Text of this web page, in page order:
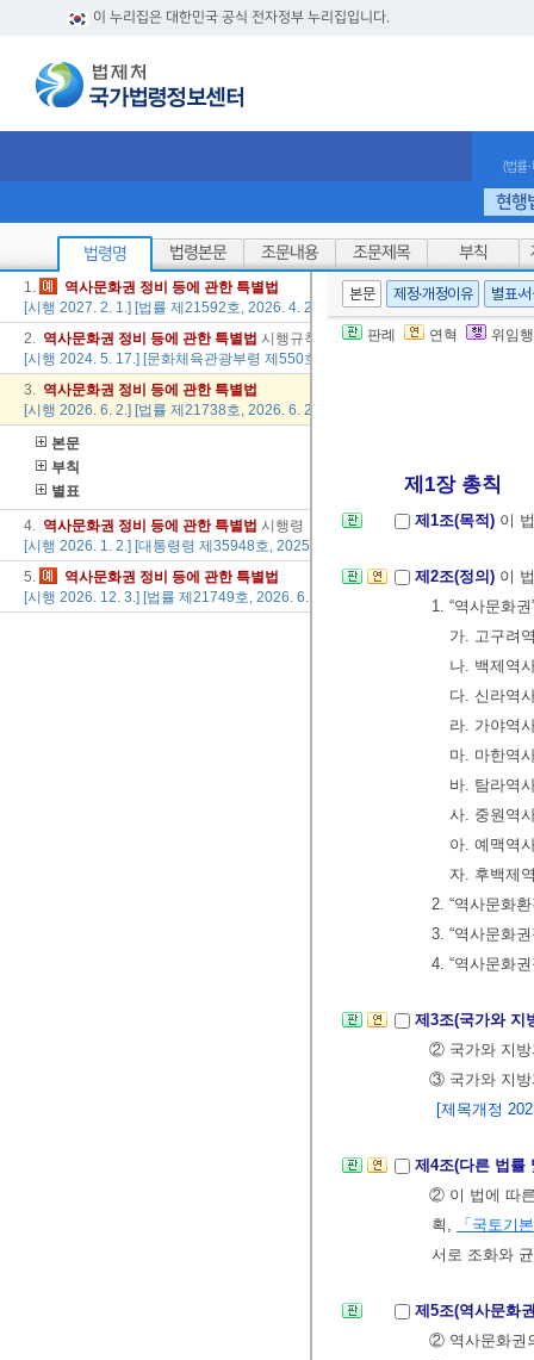
이 누리집은 대한민국 공식 전자정부 누리집입니다.
(법률
현행
법령명 법령본문 조문내용 조문제목 부칙
1. 역사문화권 정비 등에 관한 특별법
[시행 2027. 2. 1.] [법률 제21592호, 2026. 4. 28., 일부개정]
2. 역사문화권 정비 등에 관한 특별법 시행규칙
[시행 2024. 5. 17.] [문화체육관광부령 제550호, 2024. 5. 17., 타법개정]
3. 역사문화권 정비 등에 관한 특별법
[시행 2026. 6. 2.] [법률 제21738호, 2026. 6. 2., 타법개정]
본문
부칙
별표
4. 역사문화권 정비 등에 관한 특별법 시행령
[시행 2026. 1. 2.] [대통령령 제35948호, 2025. 12. 30., 타법개정]
5.
역사문화권 정비 등에 관한 특별법
[시행 2026. 12. 3.] [법률 제21749호, 2026. 6. 2., 일부개정]
본문 제정·개정이유 별표·
판례 연혁 위임
제1장 총칙
제1조(목적) 이
제2조(정의) 이
1. “역사문화
가. 고구려
나. 백제역
다. 신라역
라. 가야역
마. 마한역
바. 탐라역
사. 중원역
아. 예맥역
자. 후백제
2. “역사문화
3. “역사문화
4. “역사문화
제3조(국가와 지
② 국가와 지방
③ 국가와 지방
[제목개정
제4조(다른 법률
② 이 법에 따
획,
「국토기
서로 조화와
제5조(역사문화
② 역사문화권